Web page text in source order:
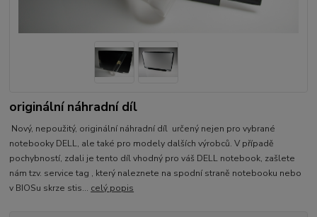
originální náhradní díl
Nový, nepoužitý, originální náhradní díl určený nejen pro vybrané
notebooky DELL, ale také pro modely dalších výrobců. V případě
pochybností, zdali je tento díl vhodný pro váš DELL notebook, zašlete
nám tzv. service tag , který naleznete na spodní straně notebooku nebo
v BIOSu skrze stis... celý popis